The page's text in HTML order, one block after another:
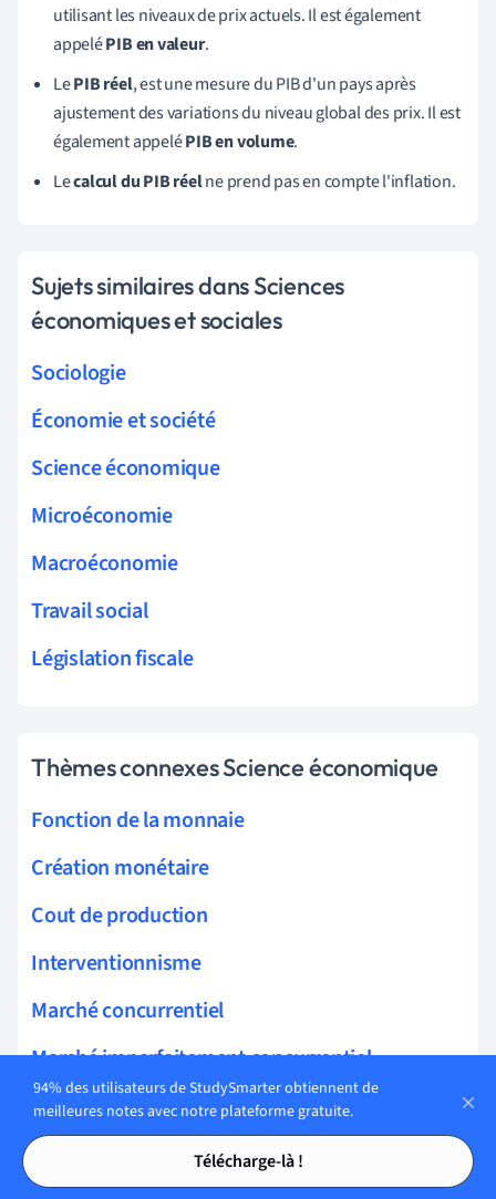
Tables des matières
Tables des matières
utilisant les niveaux de prix actuels. Il est également
appeléPIB en valeur.
LePIB réel, est une mesure du PIB d'un pays après
ajustement des variations du niveau global des prix. Il est
également appeléPIB en volume.
Lecalcul du PIB réelne prend pas en compte l'inflation.
Sujets similaires dans Sciences
économiques et sociales
Sociologie
Économie et société
Science économique
Microéconomie
Macroéconomie
Travail social
Législation fiscale
Thèmes connexes Science économique
Fonction de la monnaie
Création monétaire
Cout de production
Interventionnisme
Marché concurrentiel
Marché imparfaitement concurrentiel
Progrès technique
Défaillance du marché
94% des utilisateurs de StudySmarter obtiennent de
meilleures notes avec notre plateforme gratuite.
Télécharge-là !